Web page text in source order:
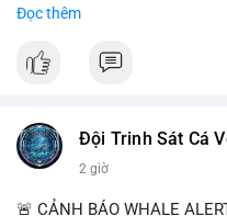
$btc
#vlikevn #titanbot
Đọc thêm
Đội Trinh Sát Cá
2 giờ
🚨 CẢNH BÁO WHALE